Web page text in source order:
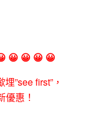
😀 😀 😀 😀
埋”see first”，
惠！